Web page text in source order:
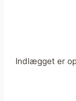
Indlægget er